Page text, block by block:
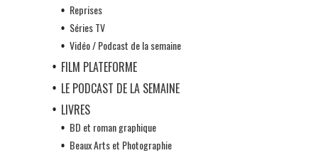
Reprises
Séries TV
Vidéo / Podcast de la semaine
FILM PLATEFORME
LE PODCAST DE LA SEMAINE
LIVRES
BD et roman graphique
Beaux Arts et Photographie